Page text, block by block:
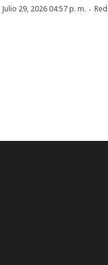
Julio 29, 2026 04:57 p. m. ·